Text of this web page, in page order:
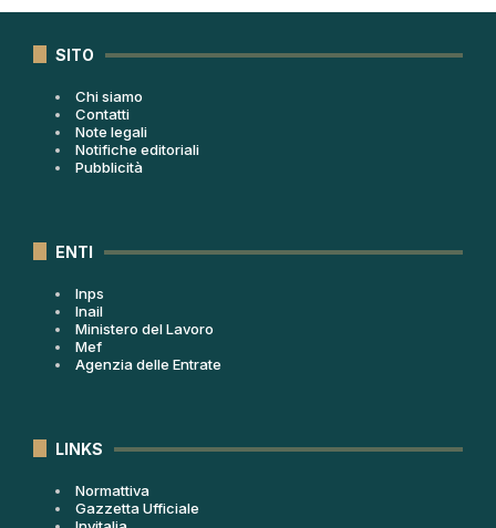
SITO
Chi siamo
Contatti
Note legali
Notifiche editoriali
Pubblicità
ENTI
Inps
Inail
Ministero del Lavoro
Mef
Agenzia delle Entrate
LINKS
Normattiva
Gazzetta Ufficiale